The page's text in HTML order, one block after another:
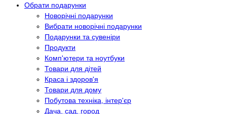
Обрати подарунки
Новорічні подарунки
Вибрати новорічні подарунки
Подарунки та сувеніри
Продукти
Комп'ютери та ноутбуки
Товари для дітей
Краса і здоров'я
Товари для дому
Побутова техніка, інтер'єр
Дача, сад, город